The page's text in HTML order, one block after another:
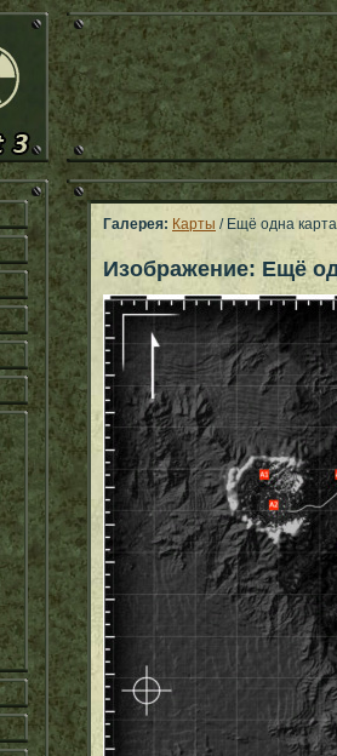
Галерея: Карты / Ещё одна
Изображение: Ещё